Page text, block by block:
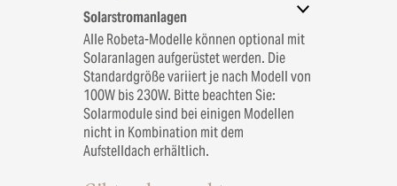
Solarstromanlagen
Alle Robeta-Modelle können optional mit
Solaranlagen aufgerüstet werden. Die
Standardgröße variiert je nach Modell von
100W bis 230W. Bitte beachten Sie:
Solarmodule sind bei einigen Modellen
nicht in Kombination mit dem
Aufstelldach erhältlich.